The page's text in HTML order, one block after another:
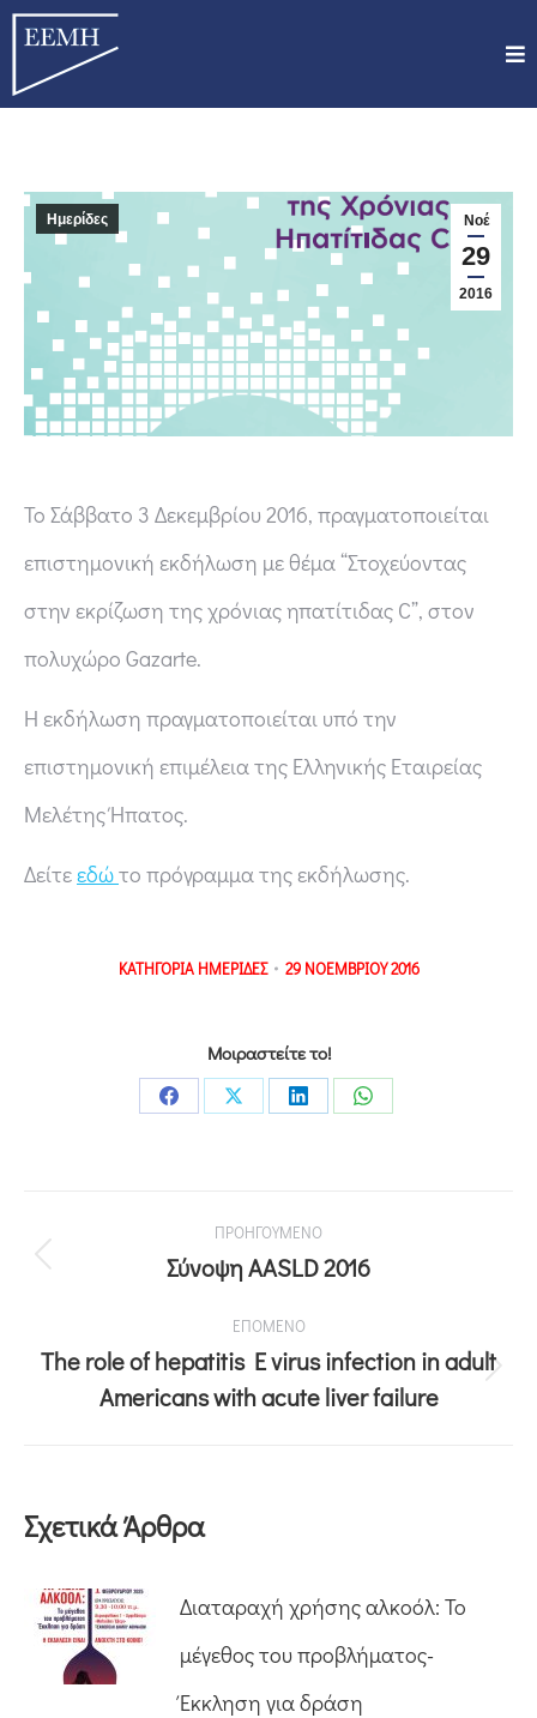
Νοέ
29
2016
Ημερίδες
Το Σάββατο 3 Δεκεμβρίου 2016, πραγματοποιείται
επιστημονική εκδήλωση με θέμα “Στοχεύοντας
στην εκρίζωση της χρόνιας ηπατίτιδας C”, στον
πολυχώρο Gazarte.
Η εκδήλωση πραγματοποιείται υπό την
επιστημονική επιμέλεια της Ελληνικής Εταιρείας
Μελέτης Ήπατος.
Δείτεεδώτο πρόγραμμα της εκδήλωσης.
ΚΑΤΗΓΟΡΙΑ ΗΜΕΡΙΔΕΣ 29 ΝΟΕΜΒΡΙΟΥ 2016
Μοιραστείτε το!
ΠΡΟΗΓΟΥΜΕΝΟ
Σύνοψη AASLD 2016
ΕΠΟΜΕΝΟ
The role of hepatitis E virus infection in adult
Americans with acute liver failure
Σχετικά Άρθρα
Διαταραχή χρήσης αλκοόλ: Το
μέγεθος του προβλήματος-
Έκκληση για δράση